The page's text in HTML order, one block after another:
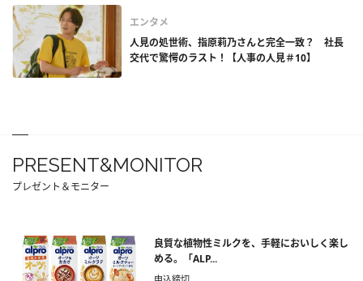
エンタメ
人見の処世術、指原莉乃さんと完全一致？ 社長
交代で驚愕のラスト！【人事の人見＃10】
PRESENT&MONITOR
プレゼント＆モニター
良質な植物性ミルクを、手軽においしく楽し
める。「ALP...